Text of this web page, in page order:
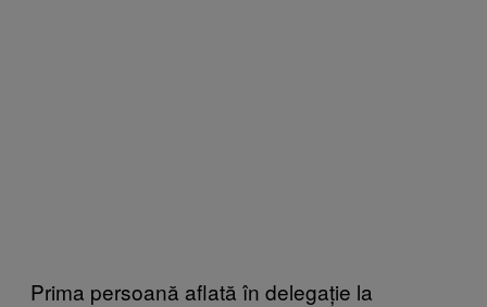
Prima persoană aflată în delegație la